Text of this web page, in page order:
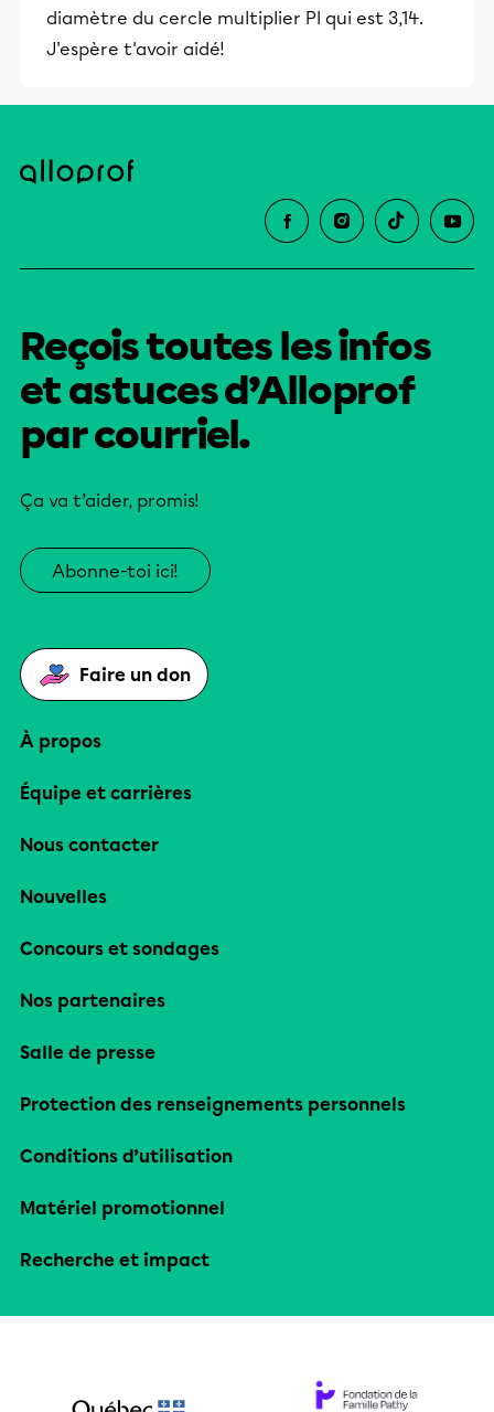
diamètre du cercle multiplier PI qui est 3,14.
J'espère t'avoir aidé!
Reçois toutes les infos
et astuces d’Alloprof
par courriel.
Ça va t’aider, promis!
Abonne-toi ici!
Faire un don
À propos
Équipe et carrières
Nous contacter
Nouvelles
Concours et sondages
Nos partenaires
Salle de presse
Protection des renseignements personnels
Conditions d’utilisation
Matériel promotionnel
Recherche et impact